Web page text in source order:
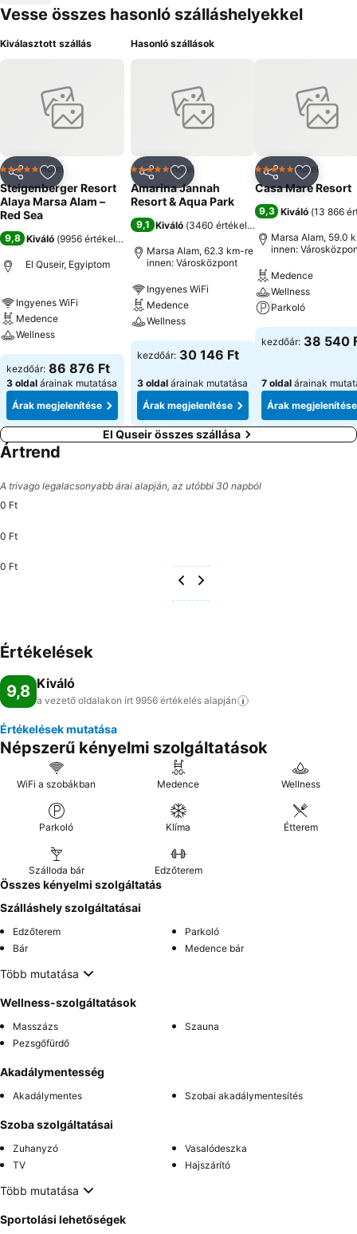
Vesse összes hasonló szálláshelyekkel
Kiválasztott szállás
MegosztásHozzáadás a kedvencekhez
5 KategóriaHotel
Steigenberger Resort
Alaya Marsa Alam –
Red Sea
9,8 Kiváló (9956 értékelés
El Quseir, Egyiptom
Ingyenes WiFi
Medence
Wellness
kezdőár: 86 876 Ft
3 oldal árainak mutatása
Árak megjelenítése
Hasonló szállások
MegosztásHozzáadás a kedvencekhez
5 KategóriaHotel
Amarina Jannah
Resort & Aqua Park
9,1 Kiváló (3460 értékelés
Marsa Alam, 62.3 km-re
innen: Városközpont
Ingyenes WiFi
Medence
Wellness
kezdőár: 30 146 Ft
3 oldal árainak mutatása
Árak megjelenítése
Megosztás
5 KategóriaHotel
Casa Mare Resort
9,3 Kiváló (13 866
Marsa Alam, 59.0
innen:
Medence
Wellness
Parkoló
kezdőár: 38 540
7 oldal árainak
Árak megjelenítése
El Quseir összes szállása
Ártrend
A trivago legalacsonyabb árai alapján, az utóbbi 30 napból
0 Ft
0 Ft
0 Ft
Értékelések
9,8 Kiváló
a vezető oldalakon írt 9956 értékelés alapján
Értékelések mutatása
Népszerű kényelmi szolgáltatások
WiFi a szobákban Medence Wellness
Parkoló Klíma Étterem
Szálloda bár Edzőterem
Összes kényelmi szolgáltatás
Szálláshely szolgáltatásai
Edzőterem
Parkoló
Bár
Medence bár
Több mutatása
Wellness-szolgáltatások
Masszázs
Szauna
Pezsgőfürdő
Akadálymentesség
Akadálymentes Szobai akadálymentesítés
Szoba szolgáltatásai
Zuhanyzó
Vasalódeszka
TV
Hajszárító
Több mutatása
Sportolási lehetőségek